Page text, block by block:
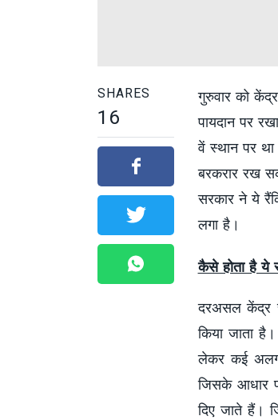
SHARES
16
गुरुवार को
पायदान पर
वें स्थान पर
बरकरार रख
सरकार ने ये
लगा है।
कैसे होता है ये
दरअसल केंद्र
किया जाता
लेकर कई
जिसके आधार
दिए जाते हैं।